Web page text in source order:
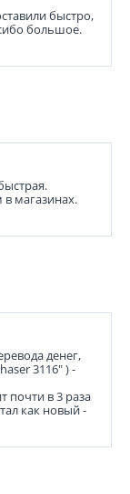
быстро,
большое.
магазинах.
денег,
3116" ) -
почти в 3 раза
как новый -